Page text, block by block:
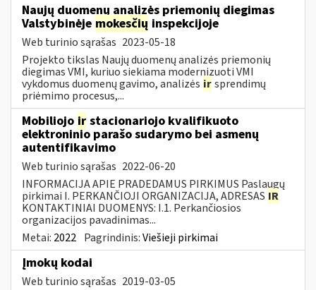
Naujų duomenų analizės priemonių diegimas
Valstybinėje mokesčių inspekcijoje
Web turinio sąrašas 2023-05-18
Projekto tikslas Naujų duomenų analizės priemonių
diegimas VMI, kuriuo siekiama modernizuoti VMI
vykdomus duomenų gavimo, analizės irsprendimų
priėmimo procesus,...
Mobiliojo ir stacionariojo kvalifikuoto
elektroninio parašo sudarymo bei asmenų
autentifikavimo
Web turinio sąrašas 2022-06-20
INFORMACIJA APIE PRADEDAMUS PIRKIMUS Paslaugų
pirkimai I. PERKANČIOJI ORGANIZACIJA, ADRESAS IR
KONTAKTINIAI DUOMENYS: I.1. Perkančiosios
organizacijos pavadinimas...
Metai: 2022 Pagrindinis:Viešieji pirkimai
Įmokų kodai
Web turinio sąrašas 2019-03-05